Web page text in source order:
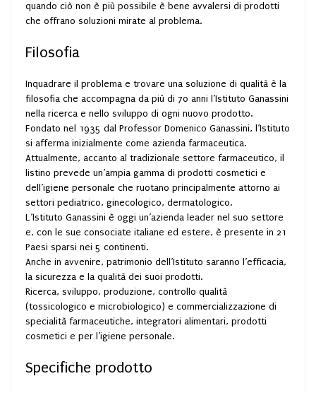
quando ciò non è più possibile è bene avvalersi di prodotti
che offrano soluzioni mirate al problema.
Filosofia
Inquadrare il problema e trovare una soluzione di qualità è la
filosofia che accompagna da più di 70 anni l’Istituto Ganassini
nella ricerca e nello sviluppo di ogni nuovo prodotto.
Fondato nel 1935 dal Professor Domenico Ganassini, l’Istituto
si afferma inizialmente come azienda farmaceutica.
Attualmente, accanto al tradizionale settore farmaceutico, il
listino prevede un’ampia gamma di prodotti cosmetici e
dell’igiene personale che ruotano principalmente attorno ai
settori pediatrico, ginecologico, dermatologico.
L’Istituto Ganassini è oggi un’azienda leader nel suo settore
e, con le sue consociate italiane ed estere, è presente in 21
Paesi sparsi nei 5 continenti.
Anche in avvenire, patrimonio dell’Istituto saranno l’efficacia,
la sicurezza e la qualità dei suoi prodotti.
Ricerca, sviluppo, produzione, controllo qualità
(tossicologico e microbiologico) e commercializzazione di
specialità farmaceutiche, integratori alimentari, prodotti
cosmetici e per l’igiene personale.
Specifiche prodotto